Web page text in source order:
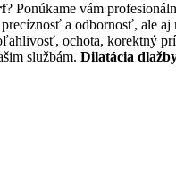
? Ponúkame vám
a odbornosť, ale
ochota, korektný
službám. Dilatácia